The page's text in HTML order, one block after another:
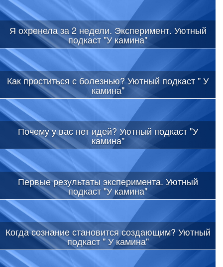
Я охренела за 2 недели. Эксперимент. Уютный
подкаст "У камина"
Как проститься с болезнью? Уютный подкаст " У
камина"
Почему у вас нет идей? Уютный подкаст "У
камина"
Первые результаты эксперимента. Уютный
подкаст "У камина"
Когда сознание становится создающим? Уютный
подкаст " У камина"